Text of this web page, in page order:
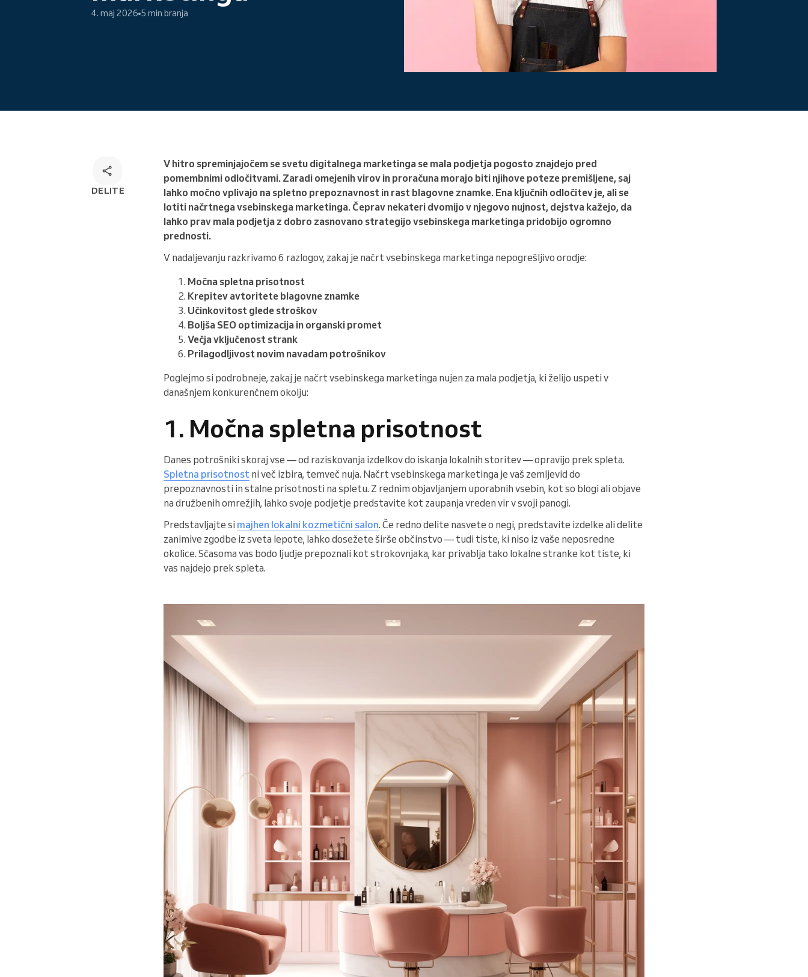
Omnichannel rešitev za
Preberite več
4. maj 2026 5 min branja
DELITE
V hitro spreminjajočem se svetu digitalnega marketinga se mala podjetja pogosto znajdejo pred
pomembnimi odločitvami. Zaradi omejenih virov in proračuna morajo biti njihove poteze premišljene, saj
lahko močno vplivajo na spletno prepoznavnost in rast blagovne znamke. Ena ključnih odločitev je, ali se
lotiti načrtnega vsebinskega marketinga. Čeprav nekateri dvomijo v njegovo nujnost, dejstva kažejo, da
lahko prav mala podjetja z dobro zasnovano strategijo vsebinskega marketinga pridobijo ogromno
prednosti.
V nadaljevanju razkrivamo 6 razlogov, zakaj je načrt vsebinskega marketinga nepogrešljivo orodje:
Močna spletna prisotnost
Krepitev avtoritete blagovne znamke
Učinkovitost glede stroškov
Boljša SEO optimizacija in organski promet
Večja vključenost strank
Prilagodljivost novim navadam potrošnikov
Poglejmo si podrobneje, zakaj je načrt vsebinskega marketinga nujen za mala podjetja, ki želijo uspeti v
današnjem konkurenčnem okolju:
1. Močna spletna prisotnost
Danes potrošniki skoraj vse — od raziskovanja izdelkov do iskanja lokalnih storitev — opravijo prek spleta.
Spletna prisotnost ni več izbira, temveč nuja. Načrt vsebinskega marketinga je vaš zemljevid do
prepoznavnosti in stalne prisotnosti na spletu. Z rednim objavljanjem uporabnih vsebin, kot so blogi ali objave
na družbenih omrežjih, lahko svoje podjetje predstavite kot zaupanja vreden vir v svoji panogi.
Predstavljajte si majhen lokalni kozmetični salon. Če redno delite nasvete o negi, predstavite izdelke ali delite
zanimive zgodbe iz sveta lepote, lahko dosežete širše občinstvo — tudi tiste, ki niso iz vaše neposredne
okolice. Sčasoma vas bodo ljudje prepoznali kot strokovnjaka, kar privablja tako lokalne stranke kot tiste, ki
vas najdejo prek spleta.